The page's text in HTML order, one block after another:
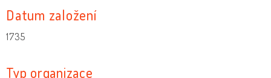
Datum založení
1735
Typ organizace